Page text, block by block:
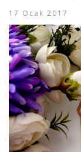
17 Ocak 2017